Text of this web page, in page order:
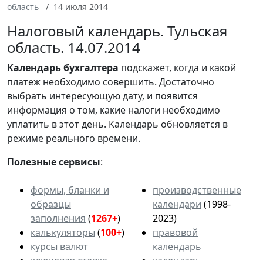
область
14 июля 2014
Налоговый календарь. Тульская
область. 14.07.2014
Календарьбухгалтера подскажет, когда и какой
платеж необходимо совершить. Достаточно
выбрать интересующую дату, и появится
информация о том, какие налоги необходимо
уплатить в этот день. Календарь обновляется в
режиме реального времени.
Полезные сервисы:
формы, бланки и
образцы
заполнения (1267+)
калькуляторы (100+)
курсы валют
производственные
календари (1998-
2023)
правовой
календарь